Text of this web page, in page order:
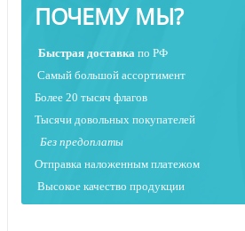
ПОЧЕМУ МЫ?
Быстрая доставка по РФ
Самый большой ассортимент
Более 20 тысяч флагов
Тысячи довольных покупателей
Без предоплаты
Отправка наложенным платежом
Высокое качество продукции